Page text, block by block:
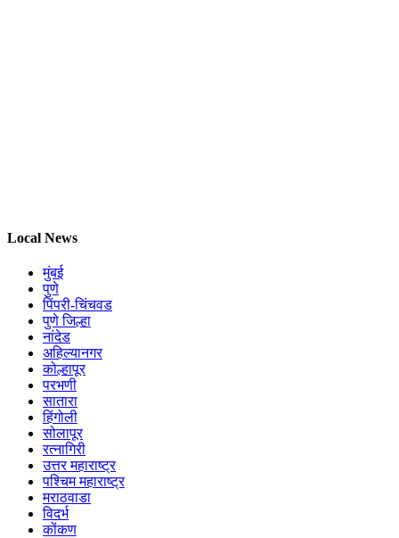
Local News
मुंबई
पुणे
पिंपरी-चिंचवड
पुणे जिल्हा
नांदेड
अहिल्यानगर
कोल्हापूर
परभणी
सातारा
हिंगोली
सोलापूर
रत्नागिरी
उत्तर महाराष्ट्र
पश्चिम महाराष्ट्र
मराठवाडा
विदर्भ
कोंकण